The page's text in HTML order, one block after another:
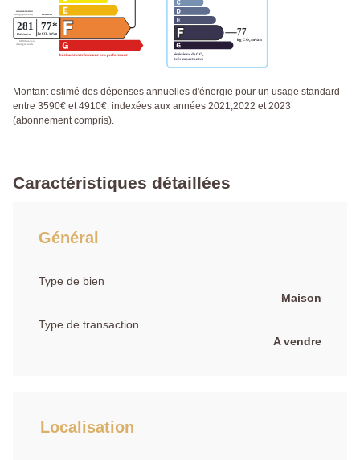
Montant estimé des dépenses annuelles d'énergie pour un usage standard
entre 3590€ et 4910€. indexées aux années 2021,2022 et 2023
(abonnement compris).
Caractéristiques détaillées
Général
Type de bien
Maison
Type de transaction
A vendre
Localisation